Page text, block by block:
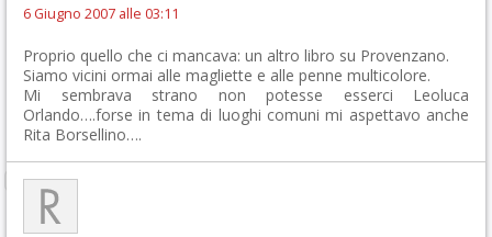
6 Giugno 2007 alle 03:11
Proprio quello che ci mancava: un altro libro su Provenzano.
Siamo vicini ormai alle magliette e alle penne multicolore.
Mi sembrava strano non potesse esserci Leoluca
Orlando….forse in tema di luoghi comuni mi aspettavo anche
Rita Borsellino….